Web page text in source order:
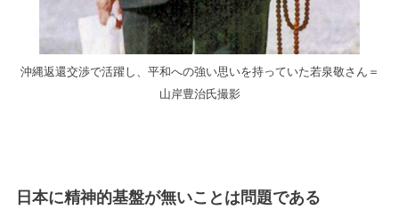
沖縄返還交渉で活躍し、平和への強い思いを持っていた若泉敬さん＝
山岸豊治氏撮影
日本に精神的基盤が無いことは問題である